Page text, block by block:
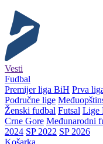
Vesti
Fudbal
Premijer liga BiH Prva
Područne lige
Ženski fudbal Futsal Lige
Crne Gore Međunarodni
2024 SP 2022 SP 2026
Košarka